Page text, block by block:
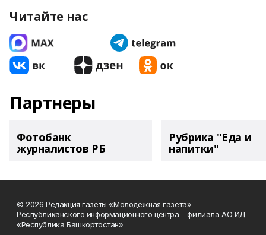
Читайте нас
Партнеры
Фотобанк
журналистов РБ
Рубрика "Еда и
напитки"
© 2026 Редакция газеты «Молодёжная газета»
Республиканского информационного центра – филиала АО ИД
«Республика Башкортостан»